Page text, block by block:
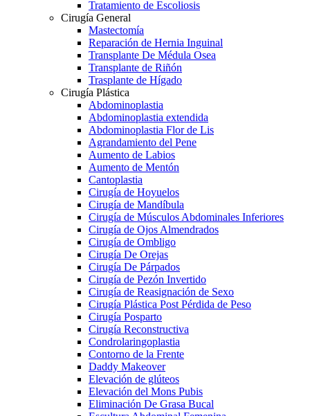
Tratamiento de Escoliosis
Cirugía General
Mastectomía
Reparación de Hernia Inguinal
Transplante De Médula Osea
Transplante de Riñón
Trasplante de Hígado
Cirugía Plástica
Abdominoplastia
Abdominoplastia extendida
Abdominoplastia Flor de Lis
Agrandamiento del Pene
Aumento de Labios
Aumento de Mentón
Cantoplastia
Cirugía de Hoyuelos
Cirugía de Mandíbula
Cirugía de Músculos Abdominales Inferiores
Cirugía de Ojos Almendrados
Cirugía de Ombligo
Cirugía De Orejas
Cirugía De Párpados
Cirugía de Pezón Invertido
Cirugía de Reasignación de Sexo
Cirugía Plástica Post Pérdida de Peso
Cirugía Posparto
Cirugía Reconstructiva
Condrolaringoplastia
Contorno de la Frente
Daddy Makeover
Elevación de glúteos
Elevación del Mons Pubis
Eliminación De Grasa Bucal